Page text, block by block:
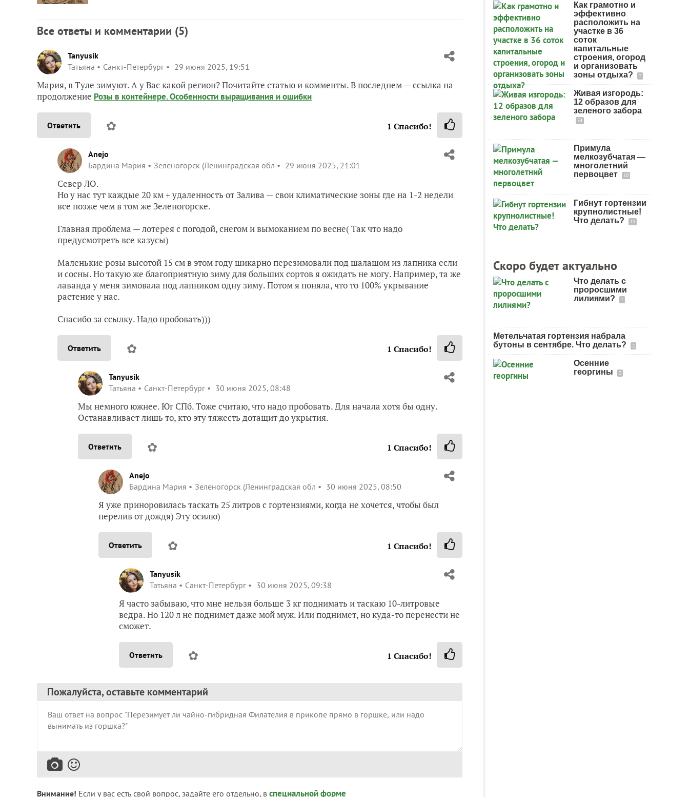
Все ответы и комментарии (5)
Tanyusik
Татьяна
Санкт-Петербург 29 июня 2025, 19:51
Мария, в Туле зимуют. А у Вас какой регион? Почитайте статью и комменты. В последнем — ссылка на
продолжение Розы в контейнере. Особенности выращивания и ошибки
Ответить ✿ 1 Спасибо!
Anejo
Бардина Мария
Зеленогорск (Ленинградская обл 29 июня 2025, 21:01
Север ЛО.
Но у нас тут каждые 20 км + удаленность от Залива — свои климатические зоны где на 1-2 недели
все позже чем в том же Зеленогорске.
Главная проблема — лотерея с погодой, снегом и вымоканием по весне( Так что надо
предусмотреть все казусы)
Маленькие розы высотой 15 см в этом году шикарно перезимовали под шалашом из лапника если
и сосны. Но такую же благоприятную зиму для больших сортов я ожидать не могу. Например, та же
лаванда у меня зимовала под лапником одну зиму. Потом я поняла, что то 100% укрывание
растение у нас.
Спасибо за ссылку. Надо пробовать)))
Ответить ✿ 1 Спасибо!
Tanyusik
Татьяна
Санкт-Петербург 30 июня 2025, 08:48
Мы немного южнее. Юг СПб. Тоже считаю, что надо пробовать. Для начала хотя бы одну.
Останавливает лишь то, кто эту тяжесть дотащит до укрытия.
Ответить ✿ 1 Спасибо!
Anejo
Бардина Мария
Зеленогорск (Ленинградская обл 30 июня 2025, 08:50
Я уже приноровилась таскать 25 литров с гортензиями, когда не хочется, чтобы был
перелив от дождя) Эту осилю)
Ответить ✿ 1 Спасибо!
Tanyusik
Татьяна
Санкт-Петербург 30 июня 2025, 09:38
Я часто забываю, что мне нельзя больше 3 кг поднимать и таскаю 10-литровые
ведра. Но 120 л не поднимет даже мой муж. Или поднимет, но куда-то перенести не
сможет.
Ответить ✿ 1 Спасибо!
Пожалуйста, оставьте комментарий
Внимание! Если у вас есть свой вопрос, задайте его отдельно, в специальной форме
Как грамотно и
эффективно
расположить на
участке в 36
соток
капитальные
строения, огород
и организовать
зоны отдыха?
7
Живая изгородь:
12 образов для
зеленого забора
54
Примула
мелкозубчатая —
многолетний
первоцвет
10
Гибнут гортензии
крупнолистные!
Что делать?
13
Скоро будет актуально
Что делать с
проросшими
лилиями?
7
Метельчатая гортензия набрала
бутоны в сентябре. Что делать?
2
Осенние
георгины
3